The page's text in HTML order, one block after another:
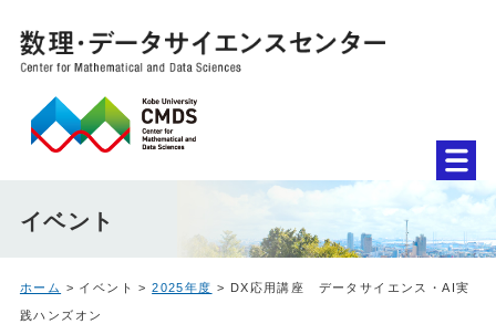
イベント
ホーム > イベント >2025年度 > DX応用講座 データサイエンス・AI実
践ハンズオン